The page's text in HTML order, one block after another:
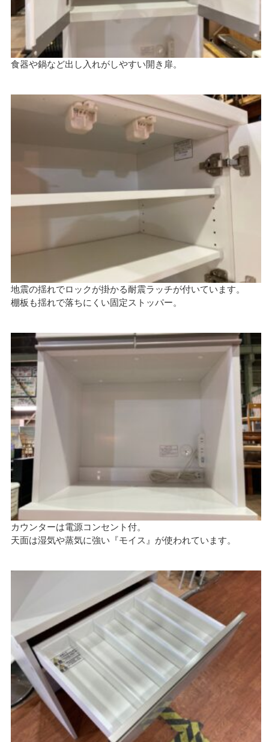
食器や鍋など出し入れがしやすい開き扉。
地震の揺れでロックが掛かる耐震ラッチが付いています。
棚板も揺れで落ちにくい固定ストッパー。
カウンターは電源コンセント付。
天面は湿気や蒸気に強い『モイス』が使われています。